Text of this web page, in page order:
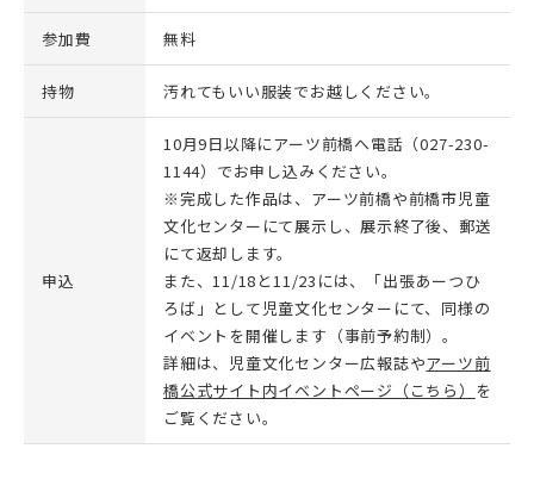
参加費 無料
持物 汚れてもいい服装でお越しください。
申込
10月9日以降にアーツ前橋へ電話（027-230-
1144）でお申し込みください。
※完成した作品は、アーツ前橋や前橋市児童
文化センターにて展示し、展示終了後、郵送
にて返却します。
また、11/18と11/23には、「出張あーつひ
ろば」として児童文化センターにて、同様の
イベントを開催します（事前予約制）。
詳細は、児童文化センター広報誌やアーツ前
橋公式サイト内イベントページ（こちら）
を
ご覧ください。